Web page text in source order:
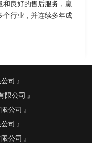
和良好的售后服务，赢
个行业，并连续多年成
司
限公司
公司
司
公司